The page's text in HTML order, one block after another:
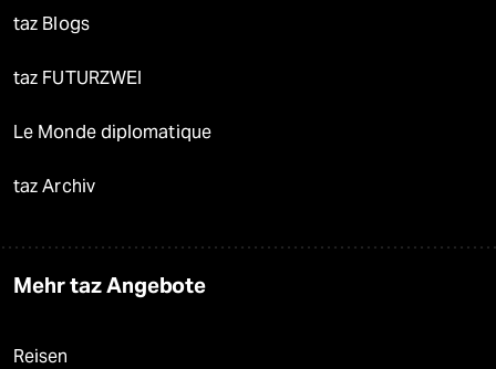
taz Blogs
taz FUTURZWEI
Le Monde diplomatique
taz Archiv
Mehr taz Angebote
Reisen